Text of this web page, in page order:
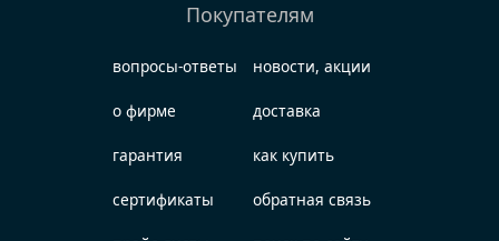
Покупателям
вопросы-ответы
о фирме
гарантия
сертификаты
новости, акции
доставка
как купить
обратная связь